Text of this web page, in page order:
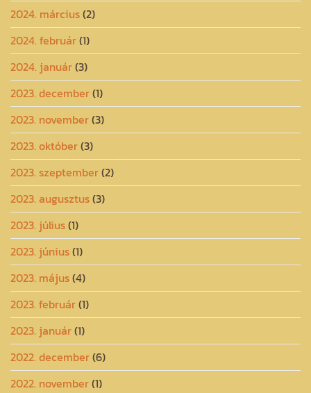
2024. március(2)
2024. február(1)
2024. január(3)
2023. december(1)
2023. november(3)
2023. október(3)
2023. szeptember(2)
2023. augusztus(3)
2023. július(1)
2023. június(1)
2023. május(4)
2023. február(1)
2023. január(1)
2022. december(6)
2022. november(1)